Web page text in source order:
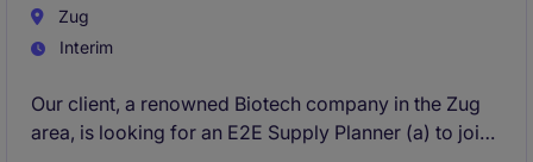
Zug
Interim
Our client, a renowned Biotech company in the Zug
area, is looking for an E2E Supply Planner (a) to join